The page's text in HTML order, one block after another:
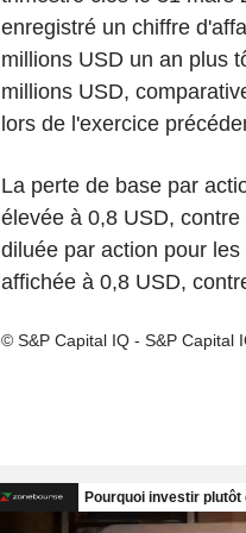
enregistré un chiffre
millions USD un an plus
millions USD,
lors de l'exercice
La perte de base par
élevée à 0,8 USD,
diluée par action pour
affichée à 0,8 USD,
© S&P Capital IQ - S&P Capital